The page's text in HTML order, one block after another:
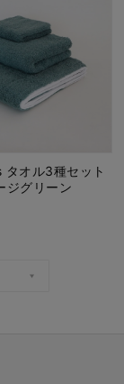
タオル3種セット
ジグリーン